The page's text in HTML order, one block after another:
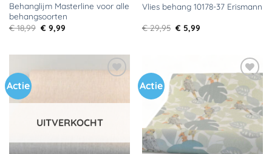
Behanglijm Masterline voor alle
behangsoorten
€18,99 Oorspronkelijke
prijs
€ 9,99Huidige
Vlies behang 10178-37 Erismann
€29,95 Oorspronkelijke
prijs
€ 5,99Huidige
Actie
verlanglijst
UITVERKOCHT
Actie
Toevoegen
aan
verlanglijst